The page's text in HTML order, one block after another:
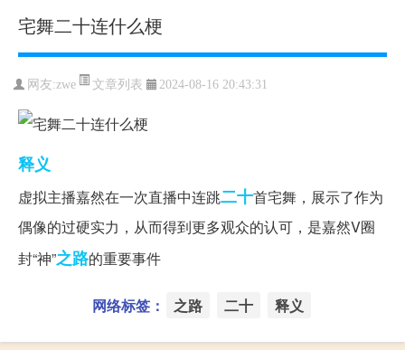
宅舞二十连什么梗
网友:zwe 文章列表 2024-08-16 20:43:31
释义
虚‌‌‌‌‌‌拟主播嘉然在一次直播中连跳二十首宅舞，展示了作为
偶像的过硬实力，从而得到更多观众的认可，是嘉然V圈
封“神”之路的重要事件
网络标签： 之路 二十 释义